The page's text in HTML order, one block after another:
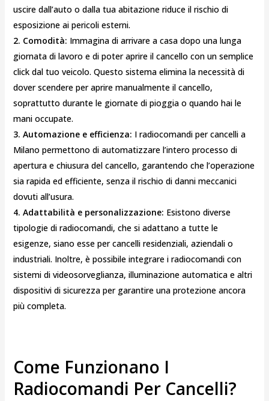
uscire dall’auto o dalla tua abitazione riduce il rischio di
esposizione ai pericoli esterni.
2. Comodità: Immagina di arrivare a casa dopo una lunga
giornata di lavoro e di poter aprire il cancello con un semplice
click dal tuo veicolo. Questo sistema elimina la necessità di
dover scendere per aprire manualmente il cancello,
soprattutto durante le giornate di pioggia o quando hai le
mani occupate.
3. Automazione e efficienza: I radiocomandi per cancelli a
Milano permettono di automatizzare l’intero processo di
apertura e chiusura del cancello, garantendo che l’operazione
sia rapida ed efficiente, senza il rischio di danni meccanici
dovuti all’usura.
4. Adattabilità e personalizzazione: Esistono diverse
tipologie di radiocomandi, che si adattano a tutte le
esigenze, siano esse per cancelli residenziali, aziendali o
industriali. Inoltre, è possibile integrare i radiocomandi con
sistemi di videosorveglianza, illuminazione automatica e altri
dispositivi di sicurezza per garantire una protezione ancora
più completa.
Come Funzionano I
Radiocomandi Per Cancelli?